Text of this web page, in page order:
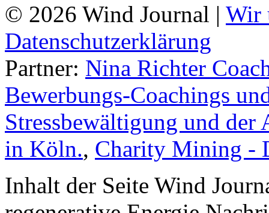
© 2026 Wind Journal | Wir
Datenschutzerklärung
Partner: Nina Richter
Bewerbungs-Coachings
Stressbewältigung und
in Köln., Charity Mining -
Inhalt der Seite Wind